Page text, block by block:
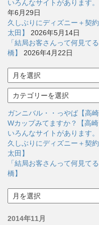
いろんなサイトがあります
年6月29日
久しぶりにディズニー＋契
太田】
2026年5月14日
「結局お客さんって何見て
橋】
2026年4月22日
ー
カ
イ
ブ
カ
テ
ゴ
リ
ー
ガンニバル・・っやば【高
Wカップみてますか？【高
いろんなサイトがあります
久しぶりにディズニー＋契
太田】
「結局お客さんって何見て
橋】
ー
イ
2014年11月